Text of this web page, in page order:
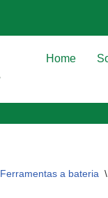
Home
Ferramentas a bateria \